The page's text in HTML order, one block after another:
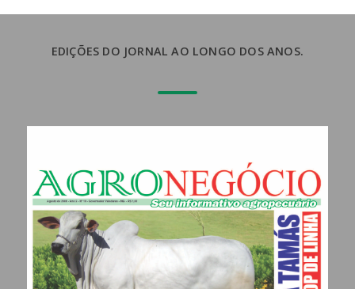
EDIÇÕES DO JORNAL AO LONGO DOS ANOS.